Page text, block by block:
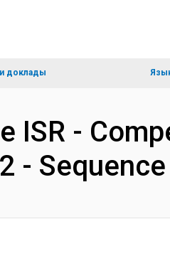
доклады
ISR -
-